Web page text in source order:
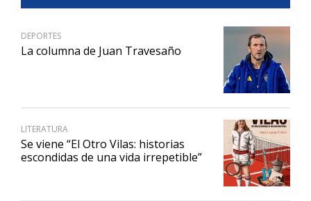
DEPORTES
La columna de Juan Travesaño
LITERATURA
Se viene “El Otro Vilas: historias
escondidas de una vida irrepetible”